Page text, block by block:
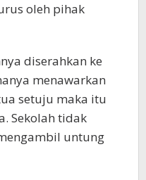
oleh pihak
diserahkan ke
menawarkan
setuju maka itu
Sekolah tidak
untung